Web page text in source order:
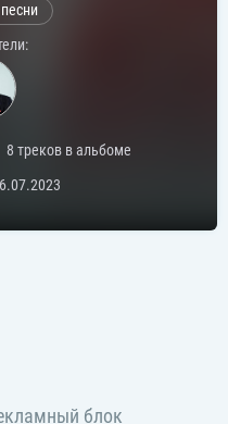
8 треков в альбоме